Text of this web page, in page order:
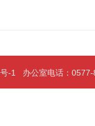
-1 办公室电话：